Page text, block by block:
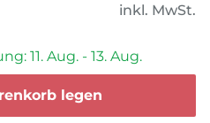
inkl. MwSt.
11. Aug. - 13. Aug.
legen